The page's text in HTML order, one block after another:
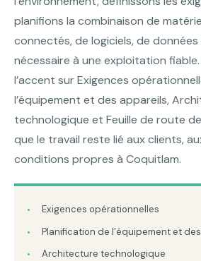
planifions la combinaison de
connectés, de logiciels, de
nécessaire à une exploitation
l’accent sur Exigences
l’équipement et des appareils,
technologique et Feuille de route
que le travail reste lié aux clients,
conditions propres à Coquitlam.
Exigences opérationnelles
Planification de l’équipement et
Architecture technologique